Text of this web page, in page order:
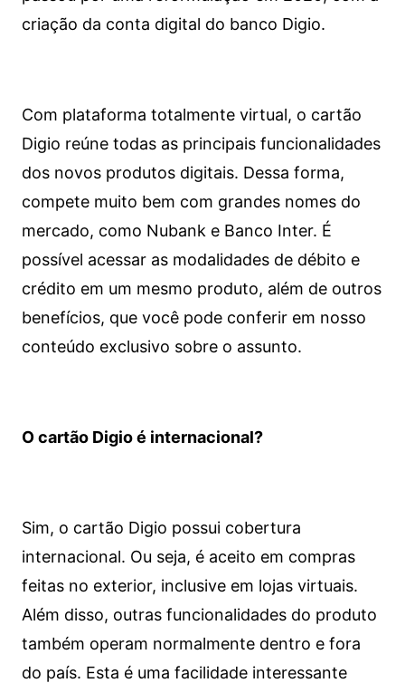
criação da conta digital do banco Digio.
Com plataforma totalmente virtual, o cartão
Digio reúne todas as principais funcionalidades
dos novos produtos digitais. Dessa forma,
compete muito bem com grandes nomes do
mercado, como Nubank e Banco Inter. É
possível acessar as modalidades de débito e
crédito em um mesmo produto, além de outros
benefícios, que você pode conferir em nosso
conteúdo exclusivo sobre o assunto.
O cartão Digio é internacional?
Sim, o cartão Digio possui cobertura
internacional. Ou seja, é aceito em compras
feitas no exterior, inclusive em lojas virtuais.
Além disso, outras funcionalidades do produto
também operam normalmente dentro e fora
do país. Esta é uma facilidade interessante